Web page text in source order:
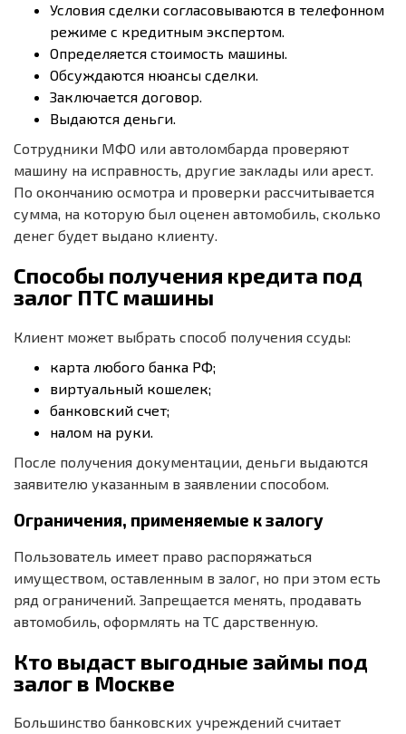
Условия сделки согласовываются в телефонном
режиме с кредитным экспертом.
Определяется стоимость машины.
Обсуждаются нюансы сделки.
Заключается договор.
Выдаются деньги.
Сотрудники МФО или автоломбарда проверяют
машину на исправность, другие заклады или арест.
По окончанию осмотра и проверки рассчитывается
сумма, на которую был оценен автомобиль, сколько
денег будет выдано клиенту.
Способы получения кредита под
залог ПТС машины
Клиент может выбрать способ получения ссуды:
карта любого банка РФ;
виртуальный кошелек;
банковский счет;
налом на руки.
После получения документации, деньги выдаются
заявителю указанным в заявлении способом.
Ограничения, применяемые к залогу
Пользователь имеет право распоряжаться
имуществом, оставленным в залог, но при этом есть
ряд ограничений. Запрещается менять, продавать
автомобиль, оформлять на ТС дарственную.
Кто выдаст выгодные займы под
залог в Москве
Большинство банковских учреждений считает